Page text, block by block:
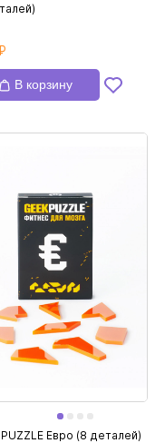
В корзину
PUZZLE Евро (8 деталей)